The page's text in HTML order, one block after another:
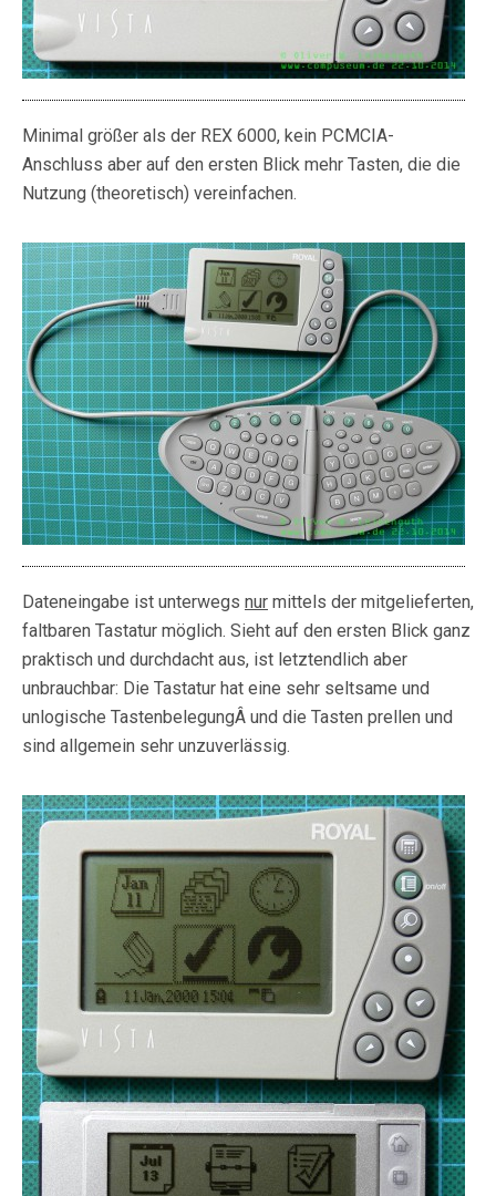
Minimal größer als der REX 6000, kein PCMCIA-
Anschluss aber auf den ersten Blick mehr Tasten, die die
Nutzung (theoretisch) vereinfachen.
Dateneingabe ist unterwegs nur mittels der mitgelieferten,
faltbaren Tastatur möglich. Sieht auf den ersten Blick ganz
praktisch und durchdacht aus, ist letztendlich aber
unbrauchbar: Die Tastatur hat eine sehr seltsame und
unlogische TastenbelegungÂ und die Tasten prellen und
sind allgemein sehr unzuverlässig.